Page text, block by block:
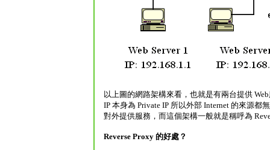
以上圖的網路架構來看，也就是有兩台提供
IP 本身為 Private IP 所以外部 Internet 的來源都
對外提供服務，而這個架構一般就是稱呼為
Reverse Proxy 的好處？